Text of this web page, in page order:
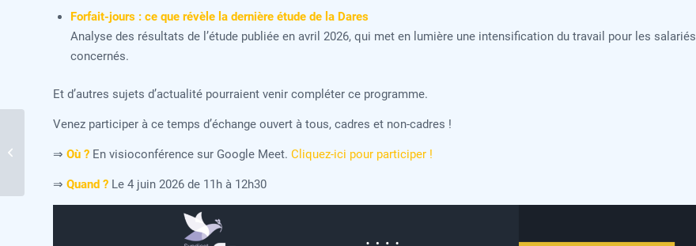
Forfait-jours : ce que révèle la dernière étude de la Dares
Analyse des résultats de l’étude publiée en avril 2026, qui met en lumière une intensification du travail pour les salariés
concernés.
Et d’autres sujets d’actualité pourraient venir compléter ce programme.
Venez participer à ce temps d’échange ouvert à tous, cadres et non-cadres !
⇒ Où ? En visioconférence sur Google Meet. Cliquez-ici pour participer !
⇒ Quand ? Le 4 juin 2026 de 11h à 12h30
mai 2026 à Paris